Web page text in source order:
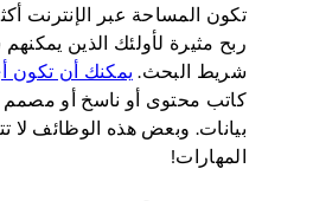
تكون المساحة عبر الإنترنت
ربح مثيرة لأولئك الذين
شريط البحث. يمكنك أن تكون
كاتب محتوى أو ناسخ أو
بيانات. وبعض هذه الوظائف لا
المهارات!